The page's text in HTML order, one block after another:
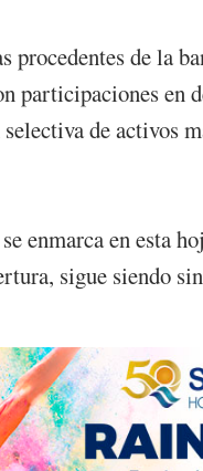
procedentes de la
participaciones en
de activos
enmarca en esta
sigue siendo